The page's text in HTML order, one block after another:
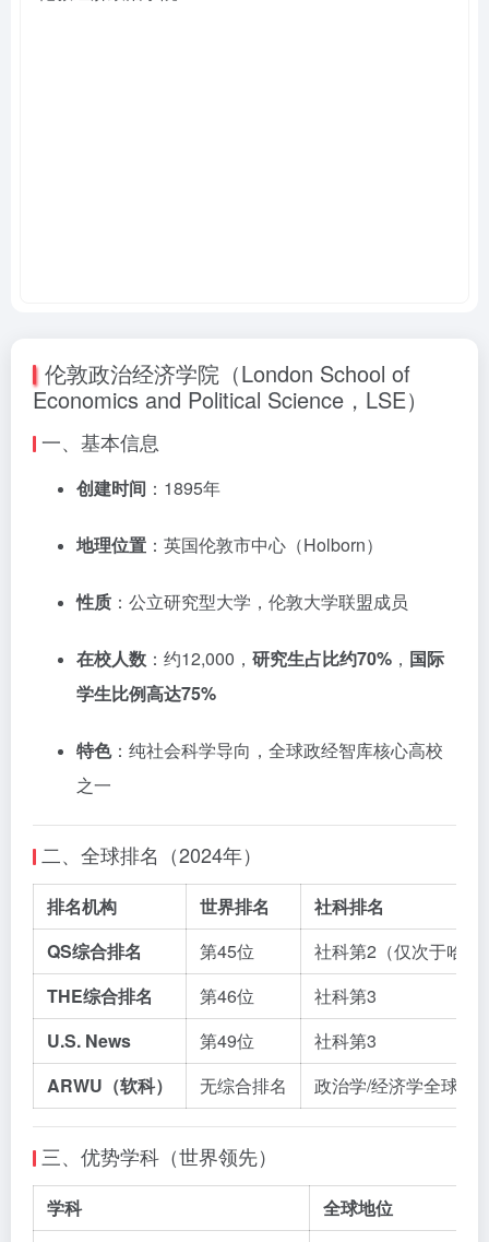
伦敦政治经济学院（London School of
Economics and Political Science，LSE）
一、基本信息
创建时间 ：1895年
地理位置 ：英国伦敦市中心（Holborn）
性质 ：公立研究型大学，伦敦大学联盟成员
在校人数 ：约12,000， 研究生占比约70% ， 国际
学生比例高达75%
特色：纯社会科学导向，全球政经智库核心高校
之一
二、全球排名（2024年）
排名机构 世界排名
社科排名
QS综合排名
第45位
社科第2（仅次于哈佛
THE综合排名
第46位
社科第3
U.S. News
第49位
社科第3
ARWU（软科）
无综合排名 政治学/经济学全球
三、优势学科（世界领先）
学科
全球地位